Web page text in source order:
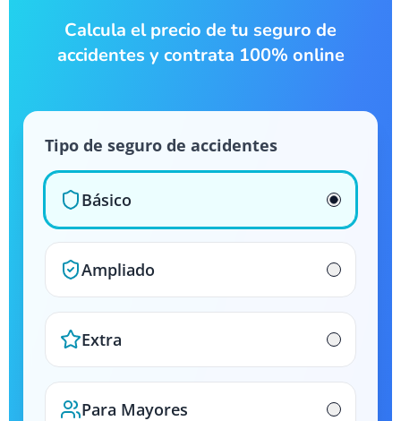
Calcula el precio de tu seguro de
accidentes y contrata 100% online
Tipo de seguro de accidentes
Básico
Ampliado
Extra
Para Mayores